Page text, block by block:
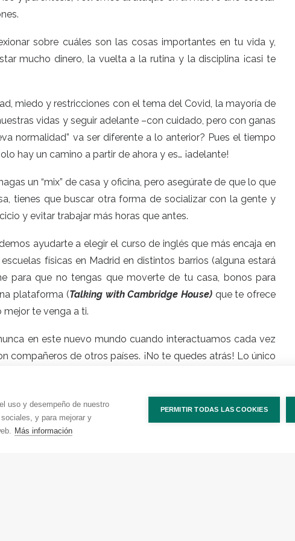
sobre cuáles son las cosas importantes en tu vida y,
mucho dinero, la vuelta a la rutina y la disciplina ¡casi te
miedo y restricciones con el tema del Covid, la mayoría de
vidas y seguir adelante –con cuidado, pero con ganas
normalidad” va ser diferente a lo anterior? Pues el tiempo
hay un camino a partir de ahora y es… ¡adelante!
un “mix” de casa y oficina, pero asegúrate de que lo que
tienes que buscar otra forma de socializar con la gente y
y evitar trabajar más horas que antes.
ayudarte a elegir el curso de inglés que más encaja en
físicas en Madrid en distintos barrios (alguna estará
para que no tengas que moverte de tu casa, bonos para
plataforma (Talking with Cambridge House)que te ofrece
te venga a ti.
en este nuevo mundo cuando interactuamos cada vez
compañeros de otros países. ¡No te quedes atrás! Lo único
ventaja de poder estudiarlo a tu ritmo.Desde tu casa, en el
acceder a la plataforma online sin límite de tiempo ni
dos clases de 30 minutos cada semana para hablar con
uso y desempeño de nuestro
y para mejorar y
Más información
PERMITIR TODAS LAS COOKIES